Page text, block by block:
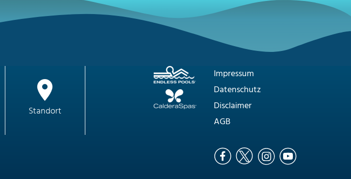
Standort
Impressum
Datenschutz
Disclaimer
AGB